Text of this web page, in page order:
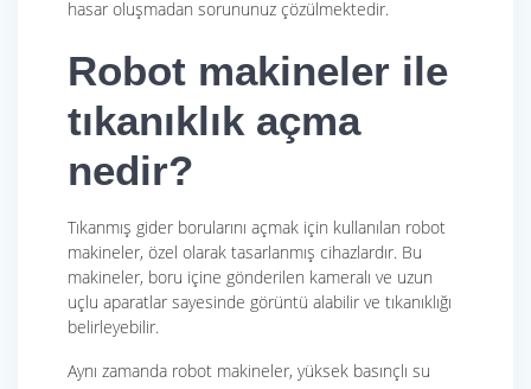
hasar oluşmadan sorununuz çözülmektedir.
Robot makineler ile
tıkanıklık açma
nedir?
Tıkanmış gider borularını açmak için kullanılan robot
makineler, özel olarak tasarlanmış cihazlardır. Bu
makineler, boru içine gönderilen kameralı ve uzun
uçlu aparatlar sayesinde görüntü alabilir ve tıkanıklığı
belirleyebilir.
Aynı zamanda robot makineler, yüksek basınçlı su